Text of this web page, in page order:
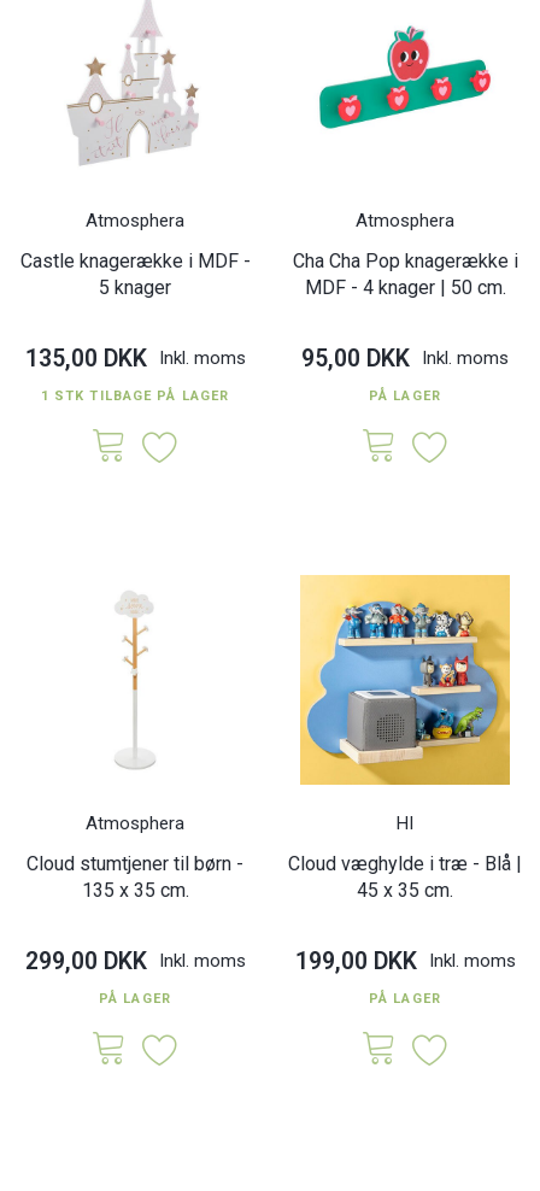
Atmosphera
Castle knagerække i MDF -
5 knager
135,00 DKK Inkl. moms
1 STK TILBAGE PÅ LAGER
Atmosphera
Cha Cha Pop knagerække i
MDF - 4 knager | 50 cm.
95,00 DKK Inkl. moms
PÅ LAGER
Atmosphera
Cloud stumtjener til børn -
135 x 35 cm.
299,00 DKK Inkl. moms
PÅ LAGER
HI
Cloud væghylde i træ - Blå |
45 x 35 cm.
199,00 DKK Inkl. moms
PÅ LAGER